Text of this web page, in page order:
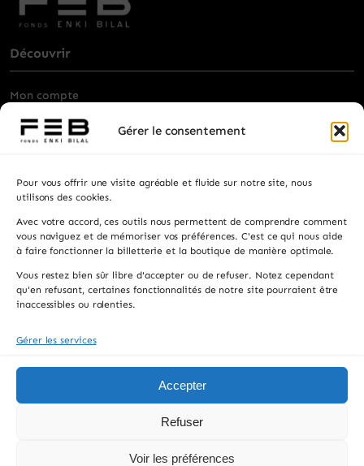
Gérer le consentement
Pour vous offrir une visite agréable et fluide sur notre site, nous
utilisons des cookies.
Avec votre accord, ces outils nous permettent de comprendre comment
vous naviguez et de mémoriser vos préférences. C'est ce qui nous aide
à faire fonctionner la billetterie et la boutique de manière optimale.
Vous restez bien sûr libre d'accepter ou de refuser. Notez cependant
qu'en refusant, certaines fonctionnalités de notre site pourraient être
inaccessibles ou ralenties.
Gérer les services
Accepter
Refuser
Voir les préférences
Découvrir
Mon compte
Billetterie
Privatisation
Contacts
Recevez les actualités, la programmation et les
informations pratiques.
© 2026 FONDS ENKI BILAL, All rights reserved.